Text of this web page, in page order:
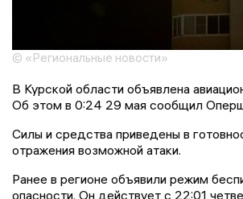
© «Региональные новости»
В Курской области объявлена
Об этом в 0:24 29 мая сообщил
Силы и средства приведены в
отражения возможной атаки.
Ранее в регионе объявили режим
опасности. Он действует с 22:01